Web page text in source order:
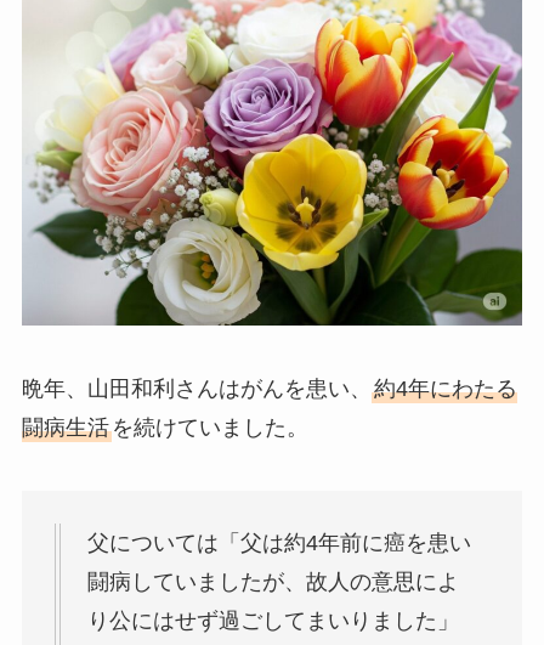
晩年、山田和利さんはがんを患い、 約4年にわたる
闘病生活を続けていました。
父については「父は約4年前に癌を患い
闘病していましたが、故人の意思によ
り公にはせず過ごしてまいりました」